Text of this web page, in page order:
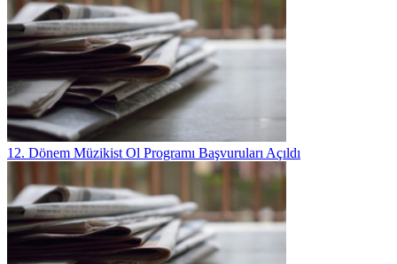
12. Dönem Müzikist Ol Programı Başvuruları Açıldı